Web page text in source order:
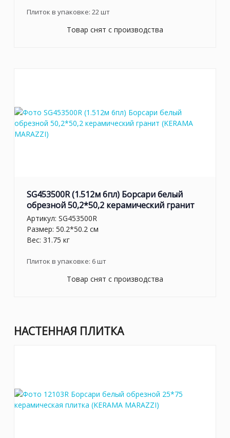
Плиток в упаковке: 22шт
Товар снят с производства
SG453500R (1.512м 6пл) Борсари белый
обрезной 50,2*50,2 керамический гранит
Артикул: SG453500R
Размер: 50.2*50.2 см
Вес: 31.75 кг
Плиток в упаковке: 6шт
Товар снят с производства
НАСТЕННАЯ ПЛИТКА